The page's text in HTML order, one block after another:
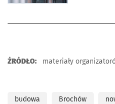
ŹRÓDŁO: materiały
budowa Brochów